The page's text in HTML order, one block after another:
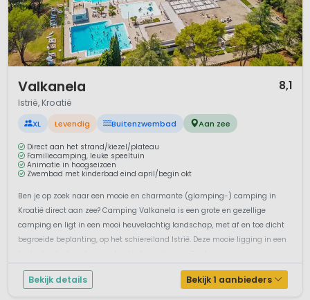
Valkanela 8,1
Istrië, Kroatië
XL Levendig Buitenzwembad Aan zee
Direct aan het strand/kiezel/plateau
Familiecamping, leuke speeltuin
Animatie in hoogseizoen
Zwembad met kinderbad eind april/begin okt
Ben je op zoek naar een mooie en charmante (glamping-) camping in
Kroatië direct aan zee? Camping Valkanela is een grote en gezellige
camping en ligt in een mooi heuvelachtig landschap, met af en toe dicht
begroeide beplanting, op het schiereiland Istrië. Deze mooie ligging in een
Bekijk details Bekijk 1 aanbieders